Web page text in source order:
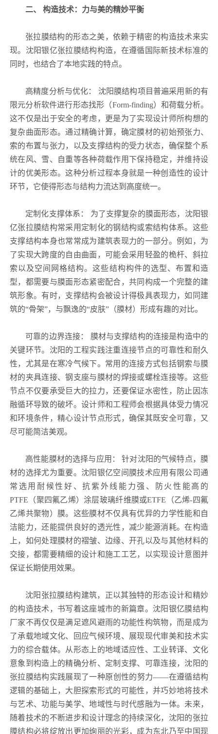
二、 构造技术：力与美的精妙平衡
张拉膜结构的形态之美，依赖于精密的构造技术来实
现。沈阳银亿张拉膜结构构造，在遵循国际新技术标准的
同时，也结合了本地实践的特点。
高精度分析与优化： 沈阳膜结构项目普遍采用新的有
限元分析软件进行形态找形（Form-finding）和荷载分析。
这不仅是出于安全的考虑，更是为了实现设计师所构想的
复杂曲面形态。通过精确计算，确定膜材的初始预张力、
索的布置与张力，以及支撑结构的受力状态，确保整个系
统在风、雪、自重等各种荷载作用下保持稳定，并维持设
计的优美形态。这种分析过程本身就是一种创造性的设计
环节，它使得形态与结构力流达到高度统一。
定制化支撑体系： 为了支撑复杂的膜面形态，沈阳银
亿张拉膜结构常采用定制化的钢结构或索结构体系。这些
支撑结构本身也常常成为建筑表现力的一部分。例如，为
了实现大跨度的自由曲面，可能会采用轻盈的桅杆、斜拉
索以及空间网格结构。这些结构构件的选型、布置和造
型，都需要与膜面形态紧密配合，共同构成一个完整的建
筑形象。有时，支撑结构会被设计得极具表现力，如同建
筑的“骨架”，与飘逸的“皮肤”（膜材）形成有趣的对比。
可靠的边界连接： 膜材与支撑结构的连接是构造中的
关键环节。沈阳的工程实践注重连接节点的可靠性和耐久
性，尤其是在寒冷气候下。常用的连接方式包括钢索与膜
材的夹具连接、钢支座与膜材的焊接或螺栓连接等。这些
节点不仅要承受巨大的拉力，还要保证水密性，防止因冻
融循环导致的破坏。设计师和工程师会根据具体受力情况
和环境条件，精心设计节点形式，确保其既安全可靠，又
尽可能简洁美观。
高性能膜材的选择与应用： 针对沈阳的气候特点，膜
材的选择尤为重要。沈阳银亿空间膜技术应用有限公司通
常选用耐候性好、抗紫外线能力强、防火性能高的
PTFE（聚四氟乙烯）涂层玻璃纤维膜或ETFE（乙烯-四氟
乙烯共聚物）膜。这些膜材不仅具有优异的力学性能和自
洁能力，还能提供良好的透光性，减少能源消耗。在构造
上，如何处理膜材的褶皱、边缘、开孔以及与其他材料的
交接，都需要精细的设计和施工工艺，以实现设计意图并
保证长期使用效果。
沈阳张拉膜结构建筑，正以其独特的形态设计和精妙
的构造技术，书写着这座城市的新篇章。沈阳银亿膜结构
厂家不再仅仅是满足遮风避雨的功能性构筑物，而是成为
了承载地域文化、回应气候环境、展现现代审美和技术实
力的综合载体。从形态上的地域适应性、工业转译、文化
意象到构造上的精确分析、定制支撑、可靠连接，沈阳的
张拉膜结构实践展现了一种原创性的努力——在遵循结构
逻辑的基础上，大胆探索形式的可能性，并巧妙地将技术
与艺术、功能与美学、地域性与时代感融为一体。未来，
随着技术的不断进步和设计理念的持续深化，沈阳的张拉
膜结构必将绽放出更加绚丽的光彩，成为东北乃至中国现